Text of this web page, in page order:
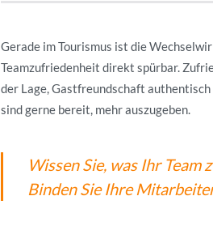
Gerade im Tourismus ist die
Teamzufriedenheit direkt spürbar.
der Lage, Gastfreundschaft
sind gerne bereit, mehr auszugeben.
Wissen Sie, was Ihr Team
Binden Sie Ihre